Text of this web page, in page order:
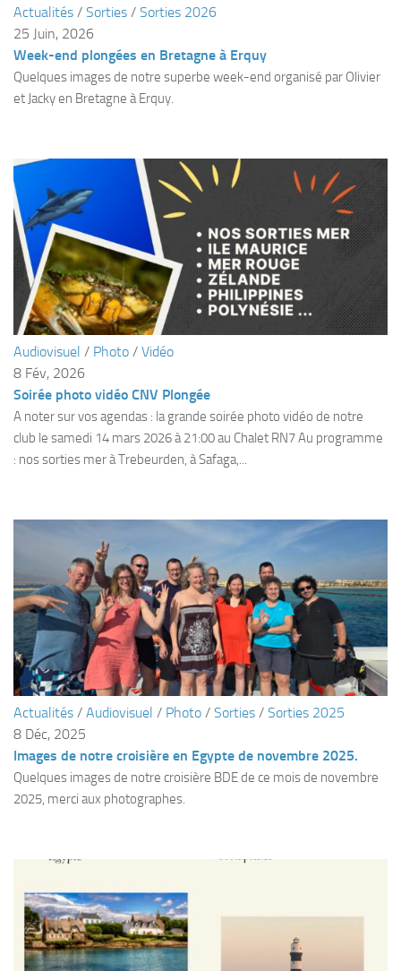
ECOLE DE PLONGEE
Formations
Plongeur N2
Plongeur N3
Maintien des acquis
Guide de palanquée N4
Initiateur
Moniteur Fédéral
Organisation
Fosse
Sorties techniques
Sorties 2026
Sorties 2025
Sorties 2024
Sorties 2023
Sorties 2022
Sorties 2021
Sorties 2020
Sorties 2018
sorties 2017
Sorties 2015
Sorties 2014
BIO SUB
Environnement et Biologie Sub
Actualités / Sorties / Sorties 2026
25 Juin, 2026
Week-end plongées en Bretagne à Erquy
Quelques images de notre superbe week-end organisé par Olivier
et Jacky en Bretagne à Erquy.
Audiovisuel / Photo / Vidéo
8 Fév, 2026
Soirée photo vidéo CNV Plongée
A noter sur vos agendas : la grande soirée photo vidéo de notre
club le samedi 14 mars 2026 à 21:00 au Chalet RN7 Au programme
: nos sorties mer à Trebeurden, à Safaga,...
Actualités / Audiovisuel / Photo / Sorties / Sorties 2025
8 Déc, 2025
Images de notre croisière en Egypte de novembre 2025.
Quelques images de notre croisière BDE de ce mois de novembre
2025, merci aux photographes.